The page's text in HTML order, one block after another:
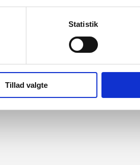
Statistik
Tillad valgte